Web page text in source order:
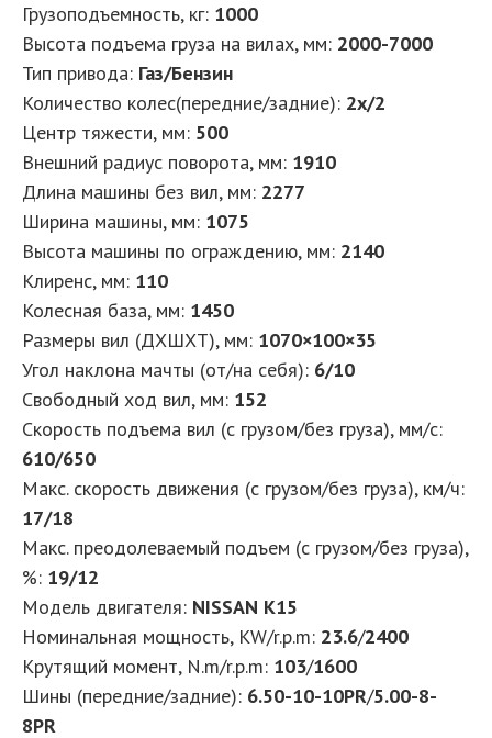
Грузоподъемность, кг: 1000
Высота подъема груза на вилах, мм: 2000-7000
Тип привода: Газ/Бензин
Количество колес(передние/задние): 2x/2
Центр тяжести, мм: 500
Внешний радиус поворота, мм: 1910
Длина машины без вил, мм: 2277
Ширина машины, мм: 1075
Высота машины по ограждению, мм: 2140
Клиренс, мм: 110
Колесная база, мм: 1450
Размеры вил (ДXШXТ), мм: 1070×100×35
Угол наклона мачты (от/на себя): 6/10
Свободный ход вил, мм: 152
Скорость подъема вил (с грузом/без груза), мм/с:
610/650
Макс. скорость движения (с грузом/без груза), км/ч:
17/18
Макс. преодолеваемый подъем (с грузом/без груза),
%: 19/12
Модель двигателя: NISSAN K15
Номинальная мощность, KW/r.p.m: 23.6/2400
Крутящий момент, N.m/r.p.m: 103/1600
Шины (передние/задние): 6.50-10-10PR/5.00-8-
8PR